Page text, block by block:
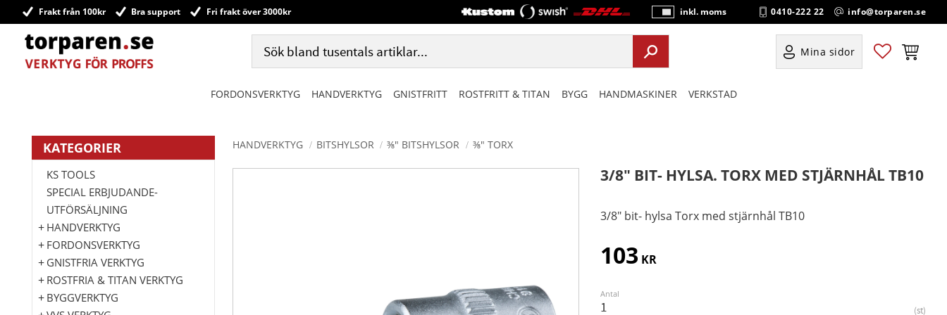
Frakt från 100kr Bra support Fri frakt över 3000kr
P
ri
s
e
vi
inkl. moms 0410-222 22 info@torparen.se
Mina sidor Favoriter
FORDONSVERKTYG HANDVERKTYG GNISTFRITT ROSTFRITT & TITAN BYGG HANDMASKINER VERKSTAD
HANDVERKTYG BITSHYLSOR ⅜" BITSHYLSOR ⅜" TORX
3/8" BIT- HYLSA. TORX MED STJÄRNHÅL TB10
3/8" bit- hylsa Torx med stjärnhål TB10
103 KR
Antal
st
KATEGORIER
KS TOOLS
SPECIAL ERBJUDANDE-
UTFÖRSÄLJNING
HANDVERKTYG
FORDONSVERKTYG
GNISTFRIA VERKTYG
ROSTFRIA & TITAN VERKTYG
BYGGVERKTYG